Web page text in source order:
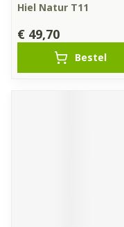
Hiel Natur T11
€ 49,70
Bestel